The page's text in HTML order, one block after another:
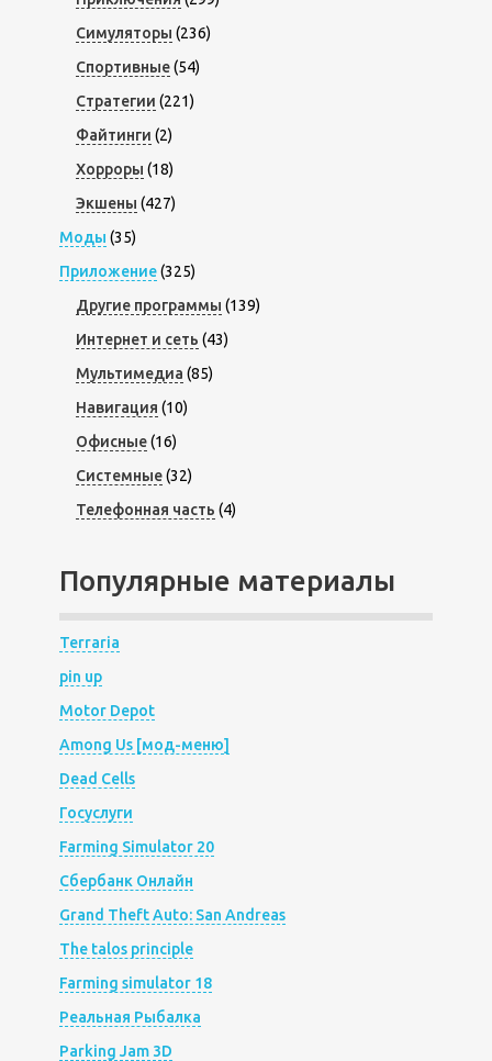
Симуляторы (236)
Спортивные(54)
Стратегии (221)
Файтинги (2)
Хорроры (18)
Экшены (427)
Моды (35)
Приложение(325)
Другие программы (139)
Интернет и сеть (43)
Мультимедиа (85)
Навигация (10)
Офисные(16)
Системные(32)
Телефонная часть (4)
Популярные материалы
Terraria
pin up
Motor Depot
Among Us [мод-меню]
Dead Cells
Госуслуги
Farming Simulator 20
Сбербанк Онлайн
Grand Theft Auto: San Andreas
The talos principle
Farming simulator 18
Реальная Рыбалка
Parking Jam 3D